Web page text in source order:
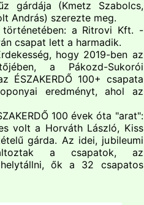
gárdája (Kmetz Szabolcs,
András) szerezte meg.
a Ritrovi Kft. -
csapat lett a harmadik.
hogy 2019-ben az
a Pákozd-Sukorói
ÉSZAKERDŐ 100+ csapata
eredményt, ahol az
100 évek óta "arat":
volt a Horváth László, Kiss
gárda. Az idei, jubileumi
a csapatok, az
helytállni, ők a 32 csapatos